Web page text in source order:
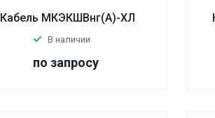
Кабель МКЭКШВнг(А)-ХЛ
В наличии
по запросу